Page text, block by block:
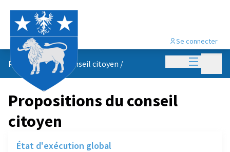
Menu
Se connecter
Propositions du conseil citoyen /
Propositions du conseil
citoyen
État d'exécution global